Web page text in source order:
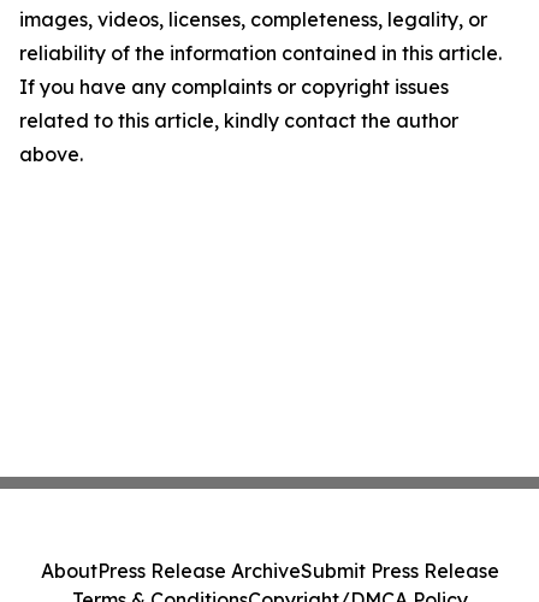
images, videos, licenses, completeness, legality, or
reliability of the information contained in this article.
If you have any complaints or copyright issues
related to this article, kindly contact the author
above.
AboutPress Release ArchiveSubmit Press Release